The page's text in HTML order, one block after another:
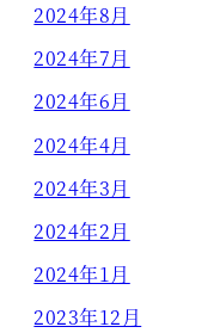
2024年8月
2024年7月
2024年6月
2024年4月
2024年3月
2024年2月
2024年1月
2023年12月